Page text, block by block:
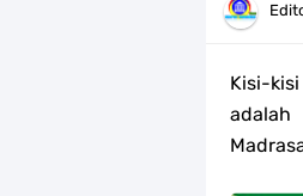
Kisi-
adalah